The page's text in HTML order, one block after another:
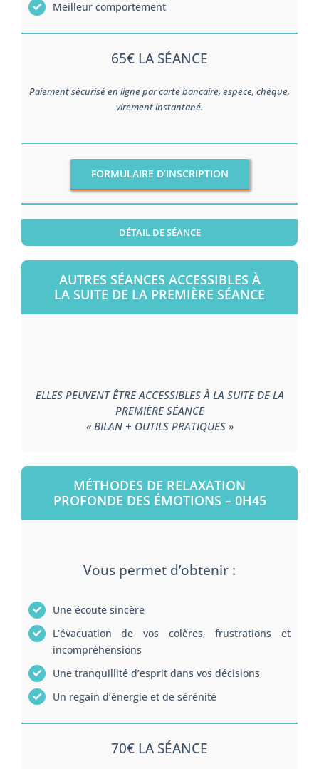
Meilleur comportement
65€ LA SÉANCE
Paiement sécurisé en ligne par carte bancaire, espèce, chèque,
virement instantané.
FORMULAIRE D’INSCRIPTION
DÉTAIL DE SÉANCE
AUTRES SÉANCES ACCESSIBLES À
LA SUITE DE LA PREMIÈRE SÉANCE
ELLES PEUVENT ÊTRE ACCESSIBLES À LA SUITE DE LA
PREMIÈRE SÉANCE
« BILAN + OUTILS PRATIQUES »
MÉTHODES DE RELAXATION
PROFONDE DES ÉMOTIONS – 0H45
Vous permet d’obtenir :
Une écoute sincère
L’évacuation de vos colères, frustrations et
incompréhensions
Une tranquillité d’esprit dans vos décisions
Un regain d’énergie et de sérénité
70€ LA SÉANCE